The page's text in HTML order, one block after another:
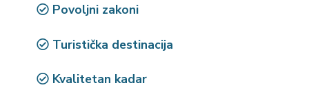
Povoljni zakoni
Turistička destinacija
Kvalitetan kadar